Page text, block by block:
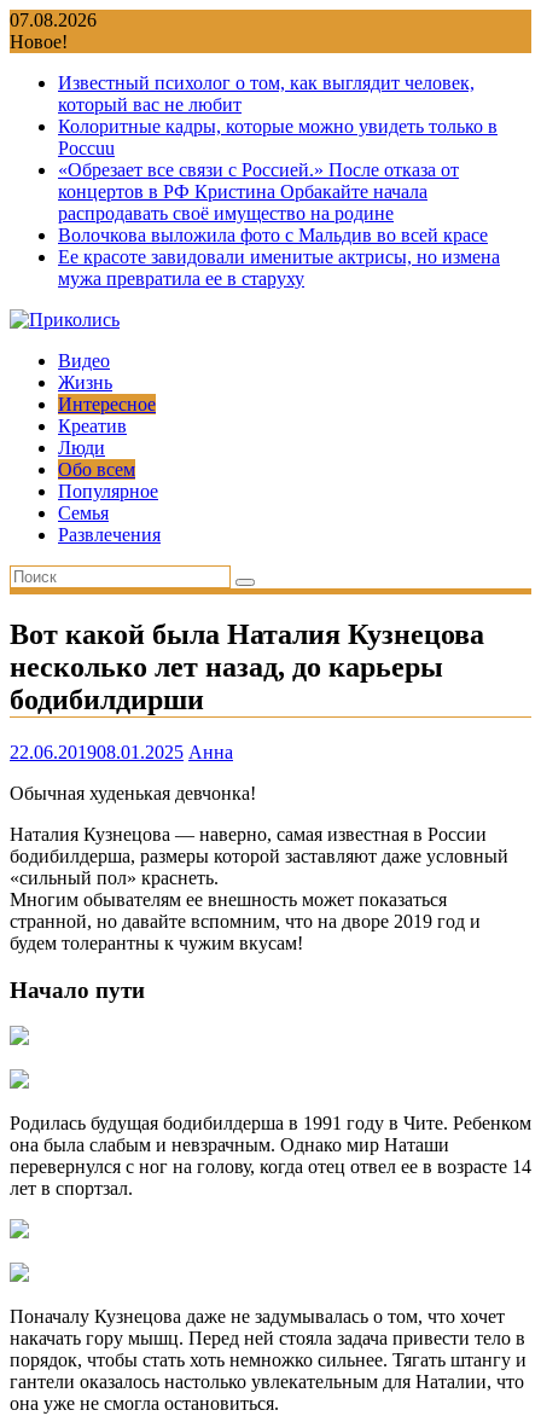
Перейти
к
07.08.2026
Новое!
Известный психолог о том, как выглядит человек,
который вас не любит
Колоритные кадры, которые можно увидеть только в
Россuu
«Обрезает все связи с Россией.» После отказа от
концертов в РФ Кристина Орбакайте начала
распродавать своё имущество на родине
Волочкова выложила фото с Мальдив во всей красе
Ее красоте завидовали именитые актрисы, но измена
мужа превратила ее в старуху
Видео
Жизнь
Интересное
Креатив
Люди
Обо всем
Популярное
Семья
Развлечения
Вот какой была Наталия Кузнецова
несколько лет назад, до карьеры
бодибилдирши
22.06.201908.01.2025 Анна
Обычная худенькая девчонка!
Наталия Кузнецова — наверно, самая известная в России
бодибилдерша, размеры которой заставляют даже условный
«сильный пол» краснеть.
Многим обывателям ее внешность может показаться
странной, но давайте вспомним, что на дворе 2019 год и
будем толерантны к чужим вкусам!
Начало пути
Родилась будущая бодибилдерша в 1991 году в Чите. Ребенком
она была слабым и невзрачным. Однако мир Наташи
перевернулся с ног на голову, когда отец отвел ее в возрасте 14
лет в спортзал.
Поначалу Кузнецова даже не задумывалась о том, что хочет
накачать гору мышц. Перед ней стояла задача привести тело в
порядок, чтобы стать хоть немножко сильнее. Тягать штангу и
гантели оказалось настолько увлекательным для Наталии, что
она уже не смогла остановиться.